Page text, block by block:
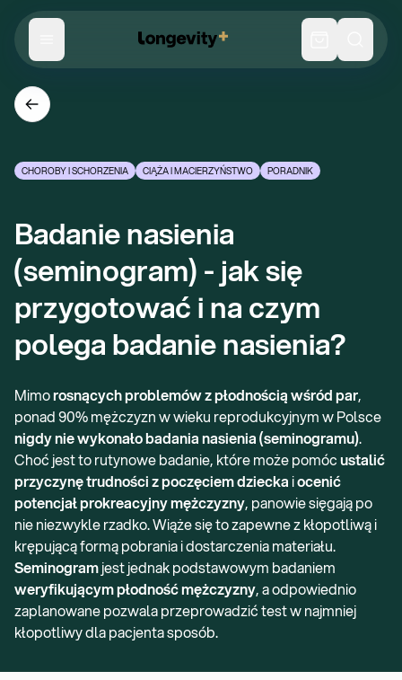
CHOROBY I SCHORZENIA CIĄŻA I MACIERZYŃSTWO PORADNIK
Badanie nasienia
(seminogram) - jak się
przygotować i na czym
polega badanie nasienia?
Mimorosnących problemów z płodnością wśród par,
ponad 90% mężczyzn w wieku reprodukcyjnym w Polsce
nigdy nie wykonało badania nasienia (seminogramu).
Choć jest to rutynowe badanie, które może pomócustalić
przyczynę trudności z poczęciem dziecka iocenić
potencjał prokreacyjny mężczyzny, panowie sięgają po
nie niezwykle rzadko. Wiąże się to zapewne z kłopotliwą i
krępującą formą pobrania i dostarczenia materiału.
Seminogramjest jednak podstawowym badaniem
weryfikującym płodność mężczyzny, a odpowiednio
zaplanowane pozwala przeprowadzić test w najmniej
kłopotliwy dla pacjenta sposób.